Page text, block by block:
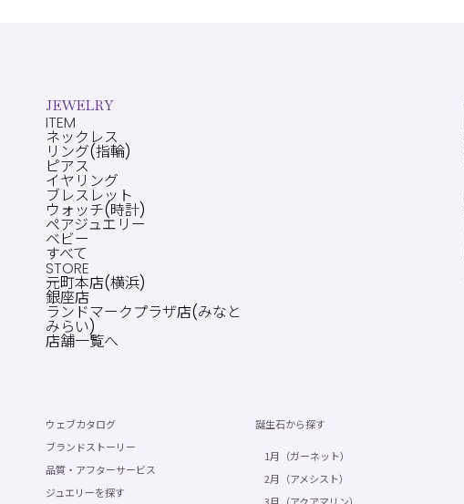
JEWELRY
ITEM
ネックレス
リング(指輪)
ピアス
イヤリング
ブレスレット
ウォッチ(時計)
ペアジュエリー
ベビー
すべて
STORE
元町本店(横浜)
銀座店
ランドマークプラザ店(みなと
みらい)
店舗一覧へ
ウェブカタログ
ブランドストーリー
品質・アフターサービス
ジュエリーを探す
誕生石から探す
1月（ガーネット）
2月（アメシスト）